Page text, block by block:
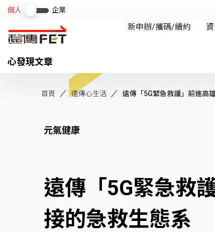
心發現文章
首頁 遠傳心生活 遠傳「5G緊急救護」前進高
元氣健康
遠傳「5G緊急救
接的急救生態系